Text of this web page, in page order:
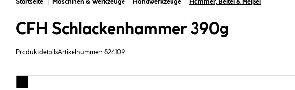
Startseite Maschinen & Werkzeuge Handwerkzeuge Hammer, Beitel & Meißel
CFH Schlackenhammer 390g
ProduktdetailsArtikelnummer: 824109